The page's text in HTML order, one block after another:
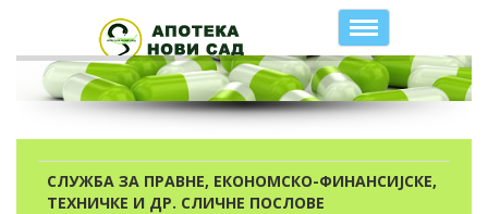
Toggle
navigation
СЛУЖБА ЗА ПРАВНЕ, ЕКОНОМСКО-ФИНАНСИЈСКЕ,
ТЕХНИЧКЕ И ДР. СЛИЧНЕ ПОСЛОВЕ